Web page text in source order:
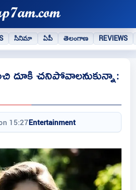
సినిమా ఏపీ తెలంగాణ REVIEWS
దూకి చనిపోవాలనుకున్నా:
15:27Entertainment